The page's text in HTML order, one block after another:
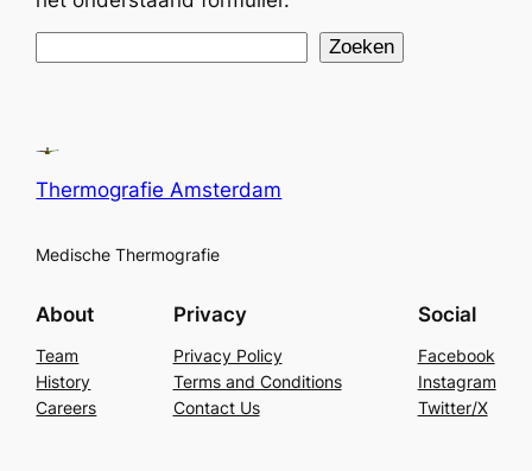
Zoeken
Thermografie Amsterdam
Medische Thermografie
About
Team
History
Careers
Privacy
Privacy Policy
Terms and Conditions
Contact Us
Social
Facebook
Instagram
Twitter/X